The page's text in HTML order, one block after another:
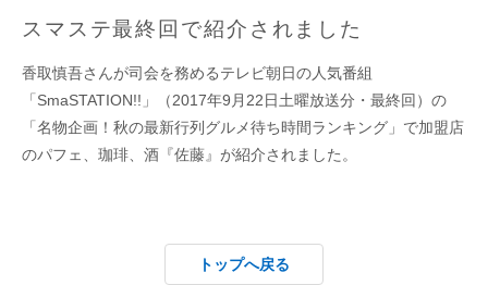
スマステ最終回で紹介されました
香取慎吾さんが司会を務めるテレビ朝日の人気番組
「SmaSTATION!!」（2017年9月22日土曜放送分・最終回）の
「名物企画！秋の最新行列グルメ待ち時間ランキング」で加盟店
のパフェ、珈琲、酒『佐藤』が紹介されました。
トップへ戻る